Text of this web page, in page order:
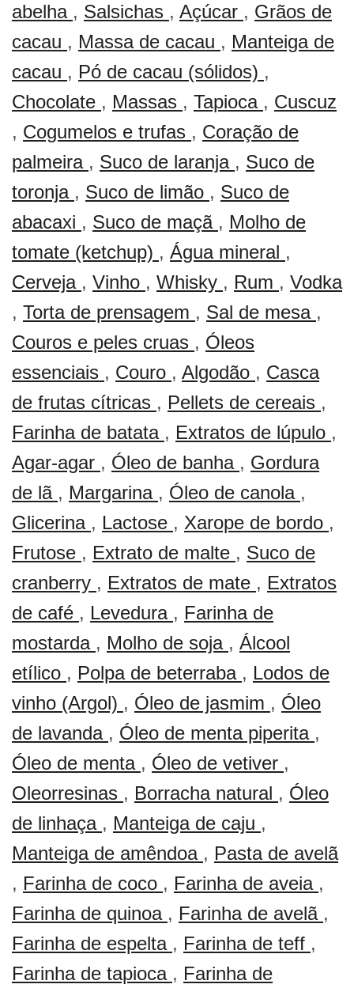
abelha , Salsichas , Açúcar , Grãos de
cacau , Massa de cacau , Manteiga de
cacau , Pó de cacau (sólidos) ,
Chocolate , Massas , Tapioca , Cuscuz
, Cogumelos e trufas , Coração de
palmeira , Suco de laranja , Suco de
toronja , Suco de limão , Suco de
abacaxi , Suco de maçã , Molho de
tomate (ketchup) , Água mineral ,
Cerveja , Vinho , Whisky , Rum , Vodka
, Torta de prensagem , Sal de mesa ,
Couros e peles cruas , Óleos
essenciais , Couro , Algodão , Casca
de frutas cítricas , Pellets de cereais ,
Farinha de batata , Extratos de lúpulo ,
Agar-agar , Óleo de banha , Gordura
de lã , Margarina , Óleo de canola ,
Glicerina , Lactose , Xarope de bordo ,
Frutose , Extrato de malte , Suco de
cranberry , Extratos de mate , Extratos
de café , Levedura , Farinha de
mostarda , Molho de soja , Álcool
etílico , Polpa de beterraba , Lodos de
vinho (Argol) , Óleo de jasmim , Óleo
de lavanda , Óleo de menta piperita ,
Óleo de menta , Óleo de vetiver ,
Oleorresinas , Borracha natural , Óleo
de linhaça , Manteiga de caju ,
Manteiga de amêndoa , Pasta de avelã
, Farinha de coco , Farinha de aveia ,
Farinha de quinoa , Farinha de avelã ,
Farinha de espelta , Farinha de teff ,
Farinha de tapioca , Farinha de